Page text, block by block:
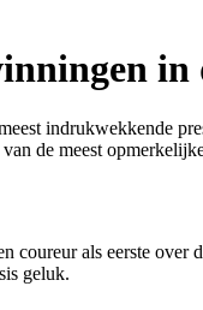
indrukwekkende
de meest
als eerste
geluk.